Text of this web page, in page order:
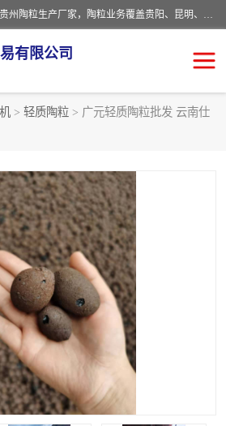
云南仕沃贸易有限公司是一家贵州陶粒生产厂家，陶粒业务覆盖贵阳、昆明、四川、云南、重庆等区域。批发贵阳陶粒、昆明陶粒、四川陶粒、云南陶粒、重庆陶粒，服务热线：*。仕沃贸易建材致力于建筑产业化、绿色建筑体系、产品和系统应用解决方案的企业。研发生产、销售和推广绿色建筑体系、建筑产业化体系的各种环保建筑产品。
有限公司
> 轻质陶粒 > 广元轻质陶粒批发 云南仕
生物陶粒
粘土陶粒
陶粒回填